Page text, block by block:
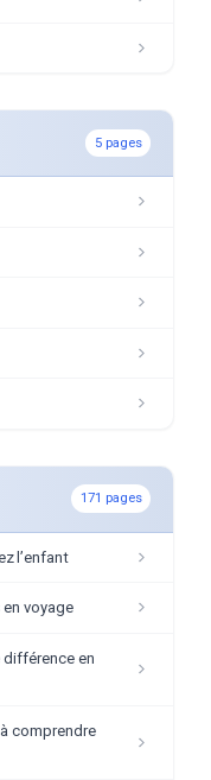
5 pages
171 pages
l’enfant
voyage
en
comprendre